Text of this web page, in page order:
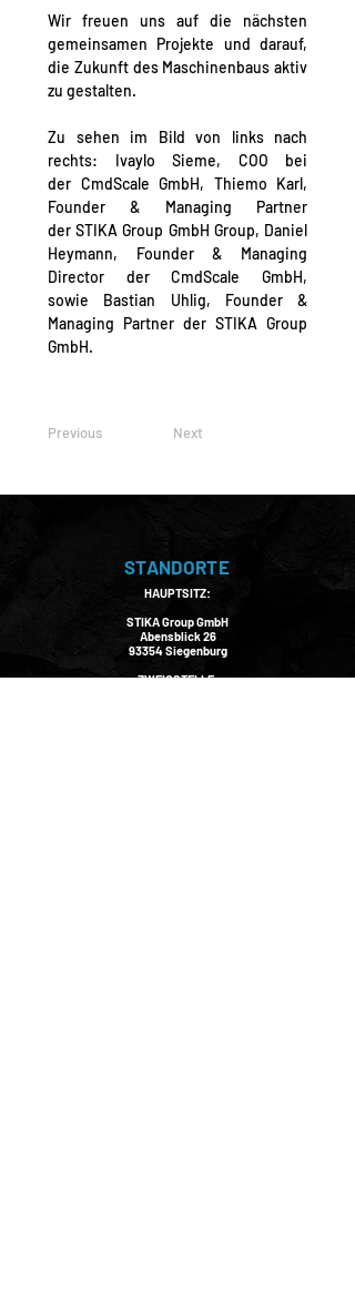
Wir freuen uns auf die nächsten
gemeinsamen Projekte und darauf,
die Zukunft des Maschinenbaus aktiv
zu gestalten.
Zu sehen im Bild von links nach
rechts: Ivaylo Sieme, COO bei
der CmdScale GmbH, Thiemo Karl,
Founder & Managing Partner
der STIKA Group GmbH Group, Daniel
Heymann, Founder & Managing
Director der CmdScale GmbH,
sowie Bastian Uhlig, Founder &
Managing Partner der STIKA Group
GmbH.
Previous Next
STANDORTE
HAUPTSITZ:
STIKA Group GmbH
Abensblick 26
93354 Siegenburg
ZWEIGSTELLE: